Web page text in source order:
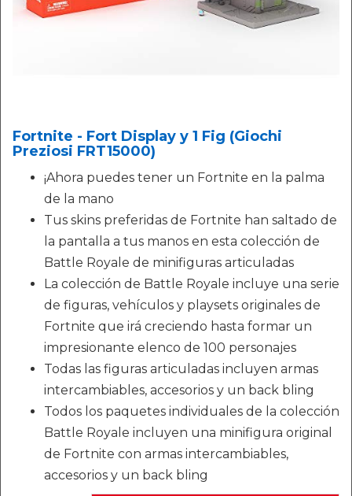
Fortnite - Fort Display y 1 Fig (Giochi
Preziosi FRT15000)
¡Ahora puedes tener un Fortnite en la palma
de la mano
Tus skins preferidas de Fortnite han saltado de
la pantalla a tus manos en esta colección de
Battle Royale de minifiguras articuladas
La colección de Battle Royale incluye una serie
de figuras, vehículos y playsets originales de
Fortnite que irá creciendo hasta formar un
impresionante elenco de 100 personajes
Todas las figuras articuladas incluyen armas
intercambiables, accesorios y un back bling
Todos los paquetes individuales de la colección
Battle Royale incluyen una minifigura original
de Fortnite con armas intercambiables,
accesorios y un back bling